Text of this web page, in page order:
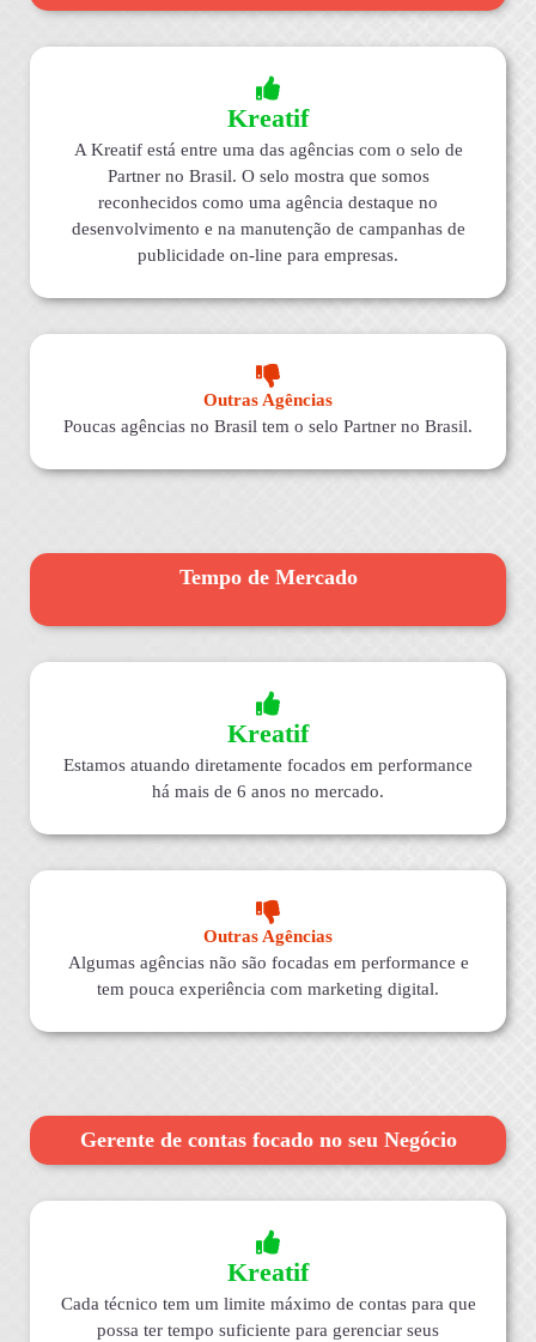
Kreatif
A Kreatif está entre uma das agências com o selo de
Partner no Brasil. O selo mostra que somos
reconhecidos como uma agência destaque no
desenvolvimento e na manutenção de campanhas de
publicidade on-line para empresas.
Outras Agências
Poucas agências no Brasil tem o selo Partner no Brasil.
Tempo de Mercado
Kreatif
Estamos atuando diretamente focados em performance
há mais de 6 anos no mercado.
Outras Agências
Algumas agências não são focadas em performance e
tem pouca experiência com marketing digital.
Gerente de contas focado no seu Negócio
Kreatif
Cada técnico tem um limite máximo de contas para que
possa ter tempo suficiente para gerenciar seus